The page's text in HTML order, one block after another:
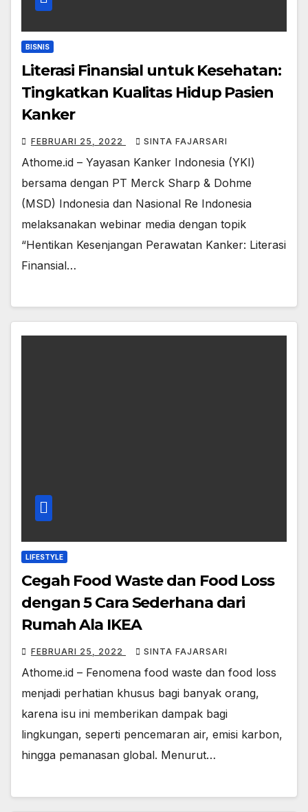
BISNIS
Literasi Finansial untuk Kesehatan:
Tingkatkan Kualitas Hidup Pasien
Kanker
FEBRUARI 25, 2022 SINTA FAJARSARI
Athome.id – Yayasan Kanker Indonesia (YKI)
bersama dengan PT Merck Sharp & Dohme
(MSD) Indonesia dan Nasional Re Indonesia
melaksanakan webinar media dengan topik
“Hentikan Kesenjangan Perawatan Kanker: Literasi
Finansial…
LIFESTYLE
Cegah Food Waste dan Food Loss
dengan 5 Cara Sederhana dari
Rumah Ala IKEA
FEBRUARI 25, 2022 SINTA FAJARSARI
Athome.id – Fenomena food waste dan food loss
menjadi perhatian khusus bagi banyak orang,
karena isu ini memberikan dampak bagi
lingkungan, seperti pencemaran air, emisi karbon,
hingga pemanasan global. Menurut…